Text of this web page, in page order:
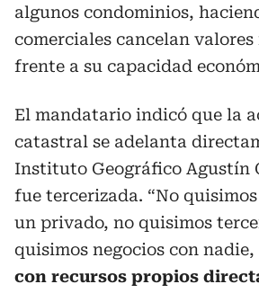
algunos condominios,
comerciales cancelan
frente a su capacidad
El mandatario indicó que la
catastral se adelanta
Instituto Geográfico Agustín
fue tercerizada. “No
un privado, no quisimos
quisimos negocios con nadie,
con recursos propios